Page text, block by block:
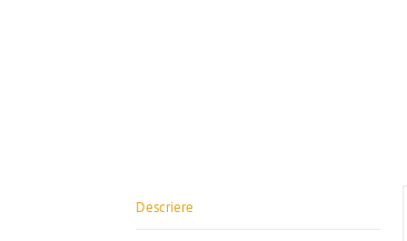
Descriere